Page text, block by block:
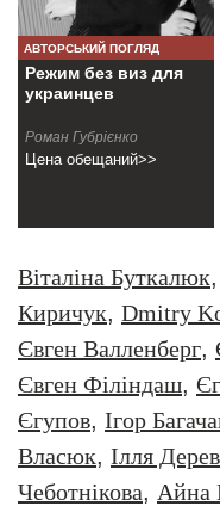
АВТОРСЬКИЙ ПОГЛЯД
Режим без виз для
украинцев
Роман Губрiєнко
Цена обещаний>>
Віталіна Буткалюк,
Киричук, Dmitry
Євген Валленберг,
Євген Філіндаш,
Єгупов, Ігор
Власюк, Ілля
Чеботнікова, Айна